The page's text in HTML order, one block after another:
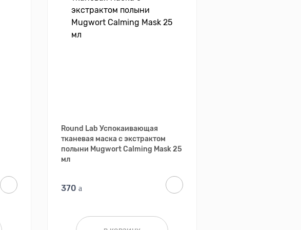
Round Lab Успокаивающая
тканевая маска с экстрактом
полыни Mugwort Calming Mask 25
мл
370